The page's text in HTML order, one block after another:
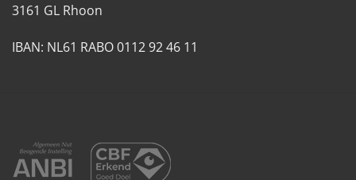
3161 GL Rhoon
IBAN: NL61 RABO 0112 92 46 11